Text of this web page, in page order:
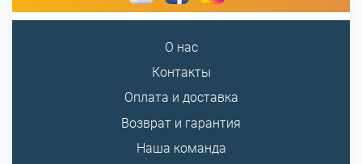
О нас
Контакты
Оплата и доставка
Возврат и гарантия
Наша команда